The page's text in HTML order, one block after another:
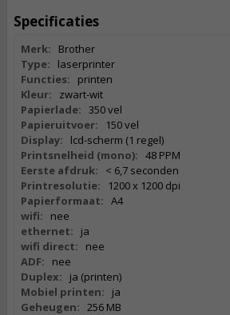
Specificaties
Merk:
Brother
Type:
laserprinter
Functies:
printen
Kleur:
zwart-wit
Papierlade: 350 vel
Papieruitvoer:
150 vel
Display:
lcd-scherm (1 regel)
Printsnelheid (mono): 48 PPM
Eerste afdruk:
< 6,7 seconden
Printresolutie:
1200 x 1200 dpi
Papierformaat: A4
wifi:
nee
ethernet:
ja
wifi direct:
nee
ADF:
nee
Duplex:
ja (printen)
Mobiel printen:
ja
Geheugen: 256 MB